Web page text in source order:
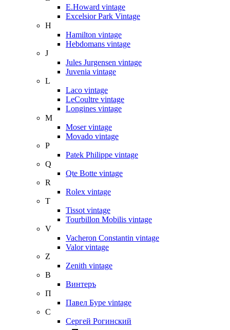
E.Howard vintage
Excelsior Park Vintage
H
Hamilton vintage
Hebdomans vintage
J
Jules Jurgensen vintage
Juvenia vintage
L
Laco vintage
LeCoultre vintage
Longines vintage
M
Moser vintage
Movado vintage
P
Patek Philippe vintage
Q
Qte Botte vintage
R
Rolex vintage
T
Tissot vintage
Tourbillon Mobilis vintage
V
Vacheron Constantin vintage
Valor vintage
Z
Zenith vintage
В
Винтеръ
П
Павел Буре vintage
С
Сергей Рогинский